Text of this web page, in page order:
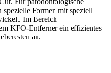
Formen mit speziell
Im Bereich
KFO-Entferner ein effizientes
an.